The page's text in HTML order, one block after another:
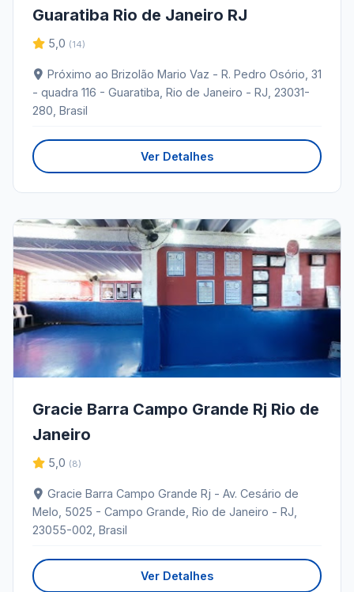
Guaratiba Rio de Janeiro RJ
5,0 (14)
Próximo ao Brizolão Mario Vaz - R. Pedro Osório, 31
- quadra 116 - Guaratiba, Rio de Janeiro - RJ, 23031-
280, Brasil
Ver Detalhes
Gracie Barra Campo Grande Rj Rio de
Janeiro
5,0 (8)
Gracie Barra Campo Grande Rj - Av. Cesário de
Melo, 5025 - Campo Grande, Rio de Janeiro - RJ,
23055-002, Brasil
Ver Detalhes